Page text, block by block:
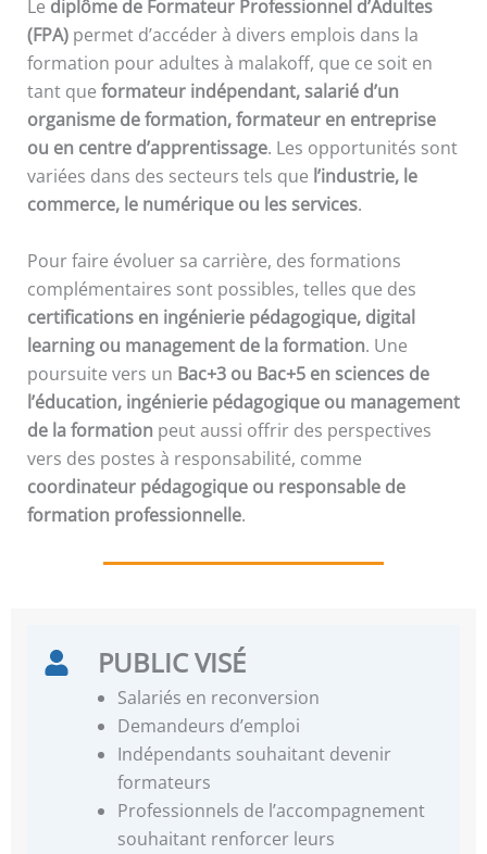
Le diplôme de Formateur Professionnel d’Adultes
(FPA) permet d’accéder à divers emplois dans la
formation pour adultes à malakoff, que ce soit en
tant que formateur indépendant, salarié d’un
organisme de formation, formateur en entreprise
ou en centre d’apprentissage. Les opportunités sont
variées dans des secteurs tels que l’industrie, le
commerce, le numérique ou les services.
Pour faire évoluer sa carrière, des formations
complémentaires sont possibles, telles que des
certifications en ingénierie pédagogique, digital
learning ou management de la formation. Une
poursuite vers un Bac+3 ou Bac+5 en sciences de
l’éducation, ingénierie pédagogique ou management
de la formation peut aussi offrir des perspectives
vers des postes à responsabilité, comme
coordinateur pédagogique ou responsable de
formation professionnelle.
PUBLIC VISÉ
Salariés en reconversion
Demandeurs d’emploi
Indépendants souhaitant devenir
formateurs
Professionnels de l’accompagnement
souhaitant renforcer leurs